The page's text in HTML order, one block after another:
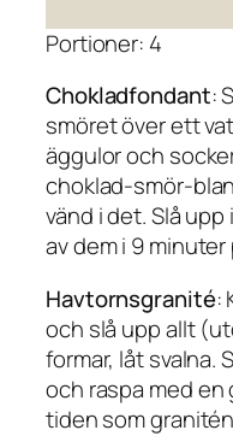
Portioner: 4
Chokladfondant:
smöret över ett
äggulor och
choklad-smör-
vänd i det. Slå
av dem i 9 minuter
Havtornsgranité:
och slå upp allt
formar, låt svalna.
och raspa med
tiden som